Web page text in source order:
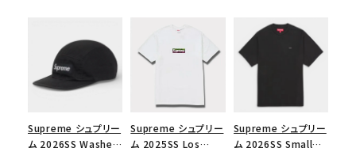
Supreme シュプリー
ム 2026SS Washed
Supreme シュプリー
ム 2025SS Los
Supreme シュプリー
ム 2026SS Small